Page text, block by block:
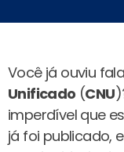
Você já ouviu
Unificado (CNU
imperdível que
já foi publicado,